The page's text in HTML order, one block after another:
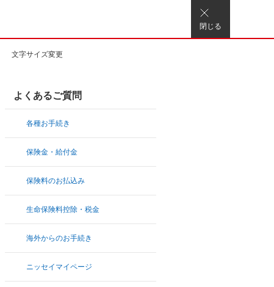
閉じる
文字サイズ変更
よくあるご質問
各種お手続き
保険金・給付金
保険料のお払込み
生命保険料控除・税金
海外からのお手続き
ニッセイマイページ